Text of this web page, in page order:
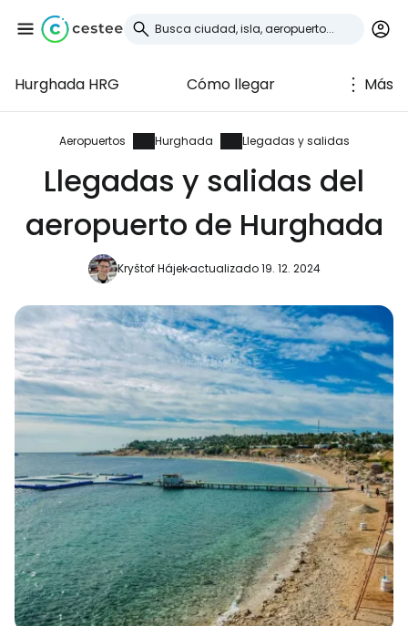
Hurghada HRG Cómo llegar Más
Aeropuertos Hurghada Llegadas y salidas
Llegadas y salidas del
aeropuerto de Hurghada
Kryštof Hájekactualizado 19. 12. 2024
Iniciar sesión en
Cestee
... la comunidad mundial de viajeros
Continuar con Google
Continuar con Facebook
Continuar con Email